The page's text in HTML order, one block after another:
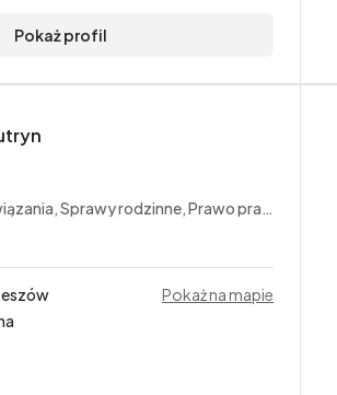
Pokaż profil
Sprawy rodzinne, Prawo pracy
Pokaż na mapie